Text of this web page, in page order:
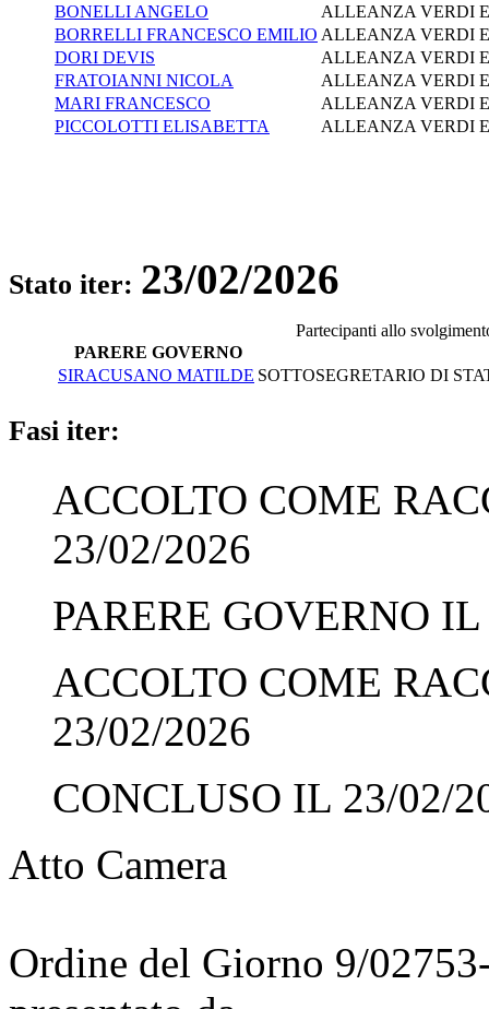
BONELLI ANGELO
ALLEANZA VERDI
BORRELLI FRANCESCO EMILIO ALLEANZA VERDI
DORI DEVIS
ALLEANZA VERDI
FRATOIANNI NICOLA
ALLEANZA VERDI
MARI FRANCESCO
ALLEANZA VERDI
PICCOLOTTI ELISABETTA
ALLEANZA VERDI
Stato iter: 23/02/2026
Partecipanti allo
PARERE GOVERNO
SIRACUSANO MATILDE SOTTOSEGRETARIO DI
Fasi iter:
ACCOLTO COME
23/02/2026
PARERE GOVERNO
ACCOLTO COME
23/02/2026
CONCLUSO IL 23/02/
Atto Camera
Ordine del Giorno 9/